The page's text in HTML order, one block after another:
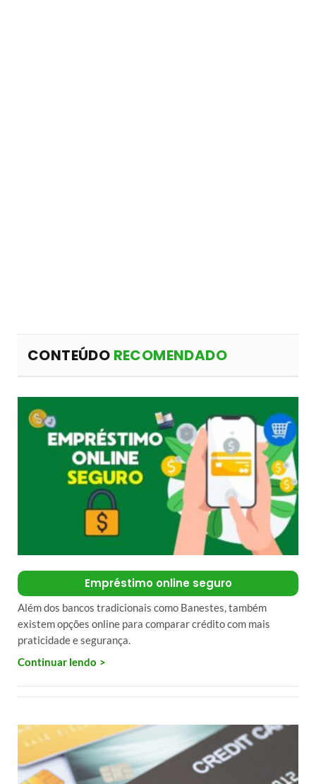
CONTEÚDO RECOMENDADO
Empréstimo online seguro
Além dos bancos tradicionais como Banestes, também
existem opções online para comparar crédito com mais
praticidade e segurança.
Continuar lendo